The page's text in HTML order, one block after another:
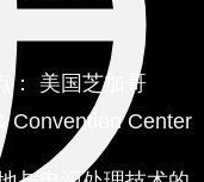
：
美国芝加哥
Convention Center